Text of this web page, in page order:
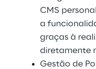
CMS
a
graças à
diretamente
Gestão de